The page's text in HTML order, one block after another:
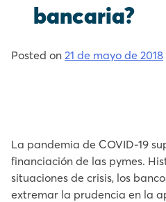
bancaria?
Posted on 21 de mayo de 2018
La pandemia de COVID-19
financiación de las pymes.
situaciones de crisis, los
extremar la prudencia en la